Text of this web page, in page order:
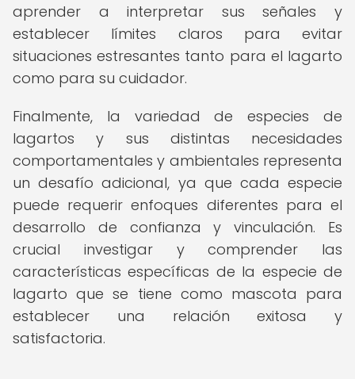
aprender a interpretar sus señales y
establecer límites claros para evitar
situaciones estresantes tanto para el lagarto
como para su cuidador.
Finalmente, la variedad de especies de
lagartos y sus distintas necesidades
comportamentales y ambientales representa
un desafío adicional, ya que cada especie
puede requerir enfoques diferentes para el
desarrollo de confianza y vinculación. Es
crucial investigar y comprender las
características específicas de la especie de
lagarto que se tiene como mascota para
establecer una relación exitosa y
satisfactoria.